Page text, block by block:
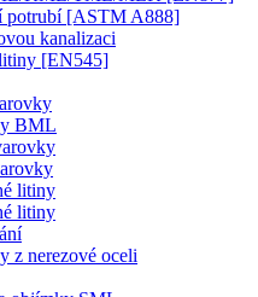
potrubí [ASTM A888]
kanalizaci
[EN545]
BML
litiny
litiny
z nerezové oceli